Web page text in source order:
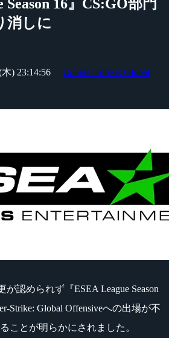
Season 16』CS:GO部門
消しに
) 23:14:56
Counter-Strike: Global
が認められず『ESEA League Season
Strike: Global Offensiveへの出場が不
ことが明らかにされました。